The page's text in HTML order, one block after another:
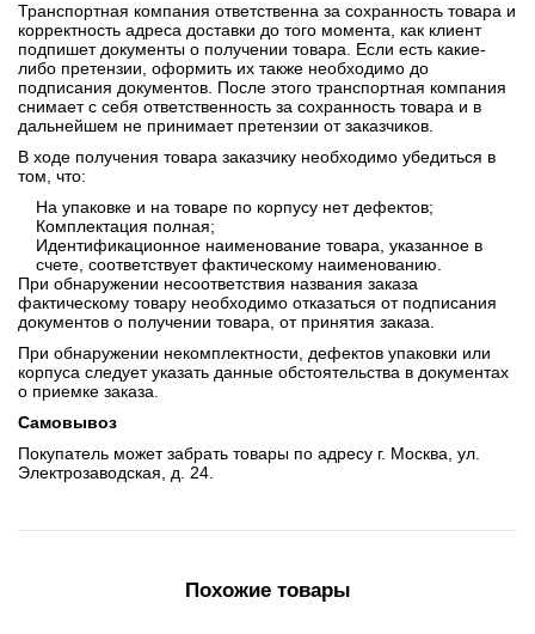
Транспортная компания ответственна за сохранность товара и
корректность адреса доставки до того момента, как клиент
подпишет документы о получении товара. Если есть какие-
либо претензии, оформить их также необходимо до
подписания документов. После этого транспортная компания
снимает с себя ответственность за сохранность товара и в
дальнейшем не принимает претензии от заказчиков.
В ходе получения товара заказчику необходимо убедиться в
том, что:
На упаковке и на товаре по корпусу нет дефектов;
Комплектация полная;
Идентификационное наименование товара, указанное в
счете, соответствует фактическому наименованию.
При обнаружении несоответствия названия заказа
фактическому товару необходимо отказаться от подписания
документов о получении товара, от принятия заказа.
При обнаружении некомплектности, дефектов упаковки или
корпуса следует указать данные обстоятельства в документах
о приемке заказа.
Самовывоз
Покупатель может забрать товары по адресу г. Москва, ул.
Электрозаводская, д. 24.
Похожие товары